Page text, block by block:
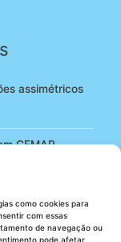
como cookies para
com essas
de navegação ou
pode afetar
assimétricos
GEMAR
é:
3.80€.
cm GEMAR -
O